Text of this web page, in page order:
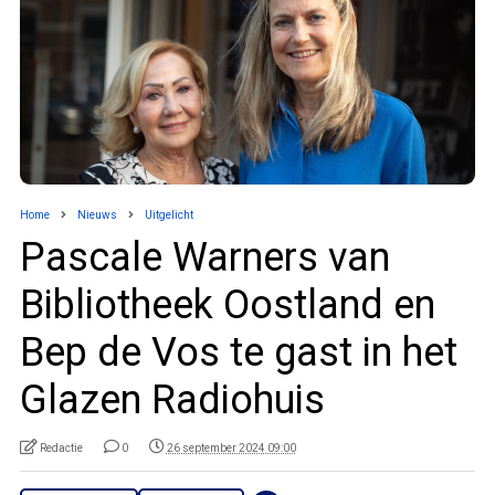
Home Nieuws Uitgelicht
Pascale Warners van
Bibliotheek Oostland en
Bep de Vos te gast in het
Glazen Radiohuis
Redactie 0 26 september 2024 09:00